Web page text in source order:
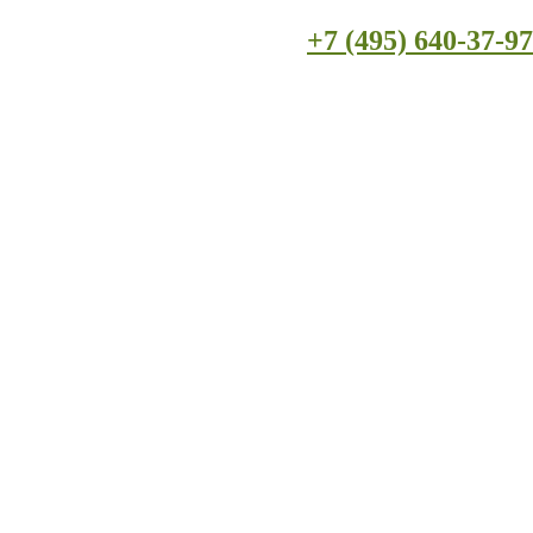
+7 (495) 640-37-97